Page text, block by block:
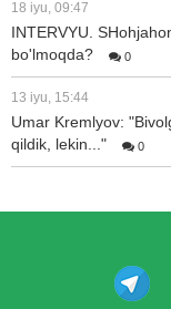
18 iyu, 09:47
INTERVYU.
bo'lmoqda?
0
13 iyu, 15:44
Umar Kremlyov:
qildik, lekin..."
0